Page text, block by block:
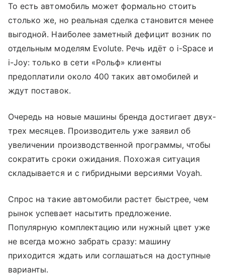
То есть автомобиль может формально стоить
столько же, но реальная сделка становится менее
выгодной. Наиболее заметный дефицит возник по
отдельным моделям Evolute. Речь идёт о i-Space и
i-Joy: только в сети «Рольф» клиенты
предоплатили около 400 таких автомобилей и
ждут поставок.
Очередь на новые машины бренда достигает двух-
трех месяцев. Производитель уже заявил об
увеличении производственной программы, чтобы
сократить сроки ожидания. Похожая ситуация
складывается и с гибридными версиями Voyah.
Спрос на такие автомобили растет быстрее, чем
рынок успевает насытить предложение.
Популярную комплектацию или нужный цвет уже
не всегда можно забрать сразу: машину
приходится ждать или соглашаться на доступные
варианты.